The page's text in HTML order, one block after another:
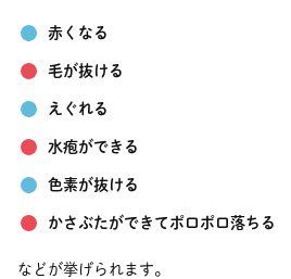
赤くなる
毛が抜ける
えぐれる
水疱ができる
色素が抜ける
かさぶたができてポロポロ落ちる
などが挙げられます。